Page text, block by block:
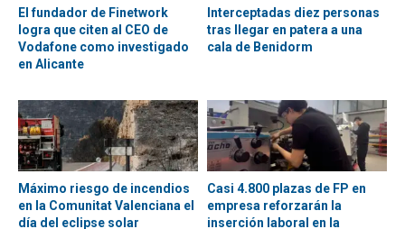
El fundador de Finetwork
logra que citen al CEO de
Vodafone como investigado
en Alicante
Interceptadas diez personas
tras llegar en patera a una
cala de Benidorm
Máximo riesgo de incendios
en la Comunitat Valenciana el
día del eclipse solar
Casi 4.800 plazas de FP en
empresa reforzarán la
inserción laboral en la